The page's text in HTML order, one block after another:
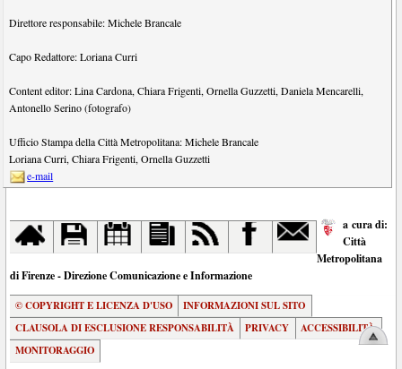
Direttore responsabile:Michele Brancale
Capo Redattore:Loriana Curri
Content editor:Lina Cardona,Chiara Frigenti,Ornella Guzzetti,Daniela Mencarelli,
Antonello Serino (fotografo)
Ufficio Stampa della Città Metropolitana:Michele Brancale
Loriana Curri,Chiara Frigenti,Ornella Guzzetti
e-mail
a cura di:
Città
Metropolitana
di Firenze - Direzione Comunicazione e Informazione
© COPYRIGHT E LICENZA D'USO
INFORMAZIONI SUL SITO
CLAUSOLA DI ESCLUSIONE RESPONSABILITÀ
PRIVACY
ACCESSIBILITÀ
MONITORAGGIO